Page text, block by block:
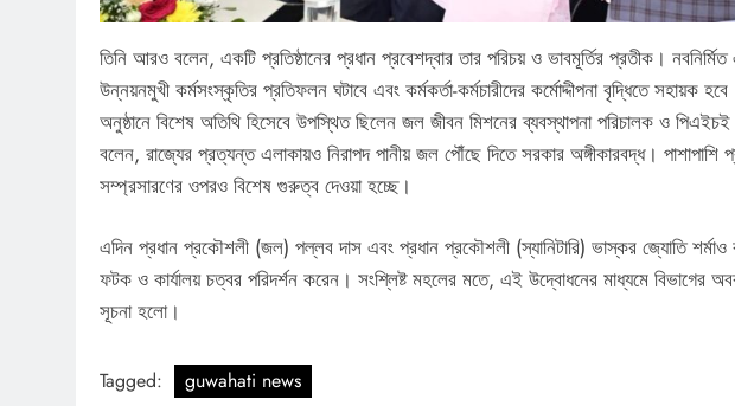
তিনি আরও বলেন, একটি প্রতিষ্ঠানের প্রধান প্রবেশদ্বার তার পরিচয় ও ভাবমূর্তির প্রতীক।
উন্নয়নমুখী কর্মসংস্কৃতির প্রতিফলন ঘটাবে এবং কর্মকর্তা-কর্মচারীদের কর্মোদ্দীপনা বৃদ্ধিতে সহায়ক
অনুষ্ঠানে বিশেষ অতিথি হিসেবে উপস্থিত ছিলেন জল জীবন মিশনের ব্যবস্থাপনা পরিচালক ও
বলেন, রাজ্যের প্রত্যন্ত এলাকায়ও নিরাপদ পানীয় জল পৌঁছে দিতে সরকার অঙ্গীকারবদ্ধ। পাশাপাশি
সম্প্রসারণের ওপরও বিশেষ গুরুত্ব দেওয়া হচ্ছে।
এদিন প্রধান প্রকৌশলী (জল) পল্লব দাস এবং প্রধান প্রকৌশলী (স্যানিটারি) ভাস্কর জ্যোতি শর্মাও
ফটক ও কার্যালয় চত্বর পরিদর্শন করেন। সংশ্লিষ্ট মহলের মতে, এই উদ্বোধনের মাধ্যমে বিভাগের
সূচনা হলো।
Tagged: guwahati news